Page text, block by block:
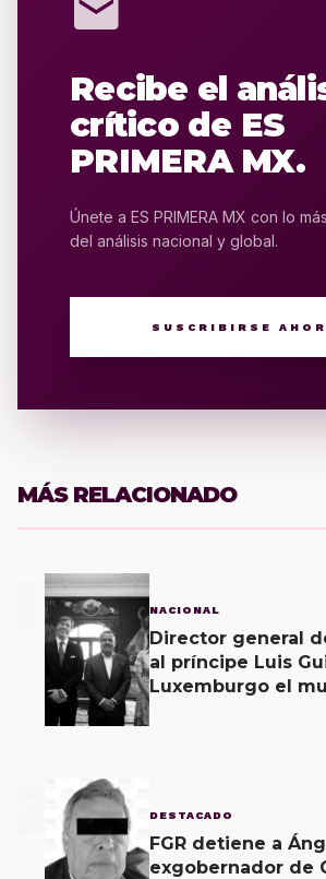
Recibe el
crítico de ES
PRIMERA MX.
Únete a ES PRIMERA MX con lo
del análisis nacional y global.
SUSCRIBIRSE
MÁS RELACIONADO
NACIONAL
Director general
al príncipe Luis
Luxemburgo el
DESTACADO
FGR detiene a
exgobernador de